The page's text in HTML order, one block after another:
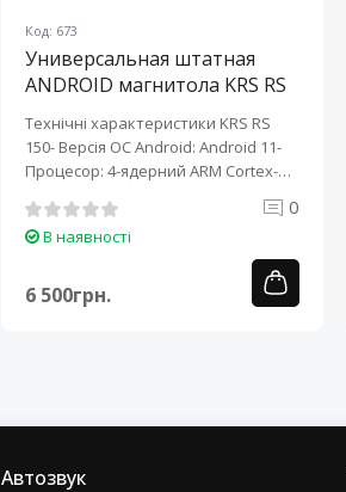
Код: 673
Универсальная штатная
ANDROID магнитола KRS RS
Технічні характеристики KRS RS
150- Версія ОС Android: Android 11-
Процесор: 4-ядерний ARM Cortex-
0
В наявності
6 500грн.
Автозвук